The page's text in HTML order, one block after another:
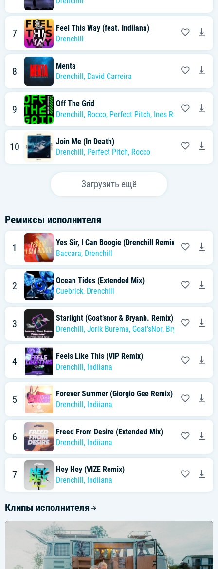
7
Feel This Way (feat. Indiiana)
Drenchill
8
Menta
Drenchill , David Carreira
9
Off The Grid
Drenchill, Rocco, Perfect Pitch, Ines Rae
10
Join Me (In Death)
Drenchill , Perfect Pitch, Rocco
Загрузить ещё
Ремиксы исполнителя
1
Yes Sir, I Can Boogie (Drenchill Remix)
Baccara, Drenchill
2
Ocean Tides (Extended Mix)
Cuebrick, Drenchill
3
Starlight (Goat’snor & Bryanb. Remix)
Drenchill, Jorik Burema, Goat’sNor, BryanB.
4
Feels Like This (VIP Remix)
Drenchill, Indiiana
5
Forever Summer (Giorgio Gee Remix)
Drenchill, Indiiana
6
Freed From Desire (Extended Mix)
Drenchill, Indiiana
7
Hey Hey (VIZE Remix)
Drenchill , Indiiana
Клипы исполнителя